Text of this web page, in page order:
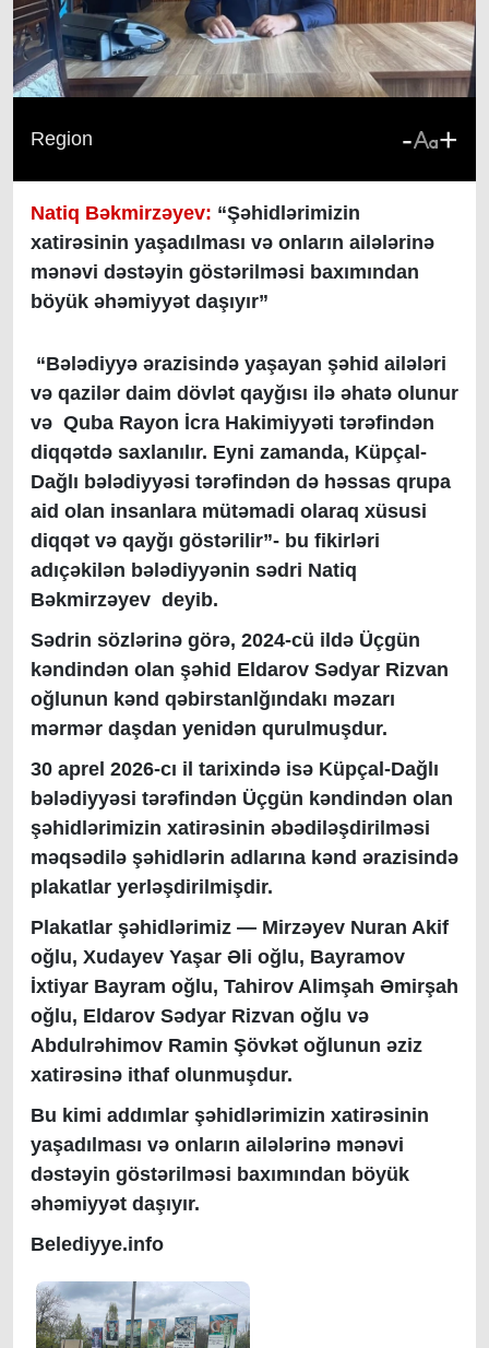
Region - +
Natiq Bəkmirzəyev: “Şəhidlərimizin
xatirəsinin yaşadılması və onların ailələrinə
mənəvi dəstəyin göstərilməsi baxımından
böyük əhəmiyyət daşıyır”
“Bələdiyyə ərazisində yaşayan şəhid ailələri
və qazilər daim dövlət qayğısı ilə əhatə olunur
və Quba Rayon İcra Hakimiyyəti tərəfindən
diqqətdə saxlanılır. Eyni zamanda, Küpçal-
Dağlı bələdiyyəsi tərəfindən də həssas qrupa
aid olan insanlara mütəmadi olaraq xüsusi
diqqət və qayğı göstərilir”- bu fikirləri
adıçəkilən bələdiyyənin sədri Natiq
Bəkmirzəyev deyib.
Sədrin sözlərinə görə, 2024-cü ildə Üçgün
kəndindən olan şəhid Eldarov Sədyar Rizvan
oğlunun kənd qəbirstanlğındakı məzarı
mərmər daşdan yenidən qurulmuşdur.
30 aprel 2026-cı il tarixində isə Küpçal-Dağlı
bələdiyyəsi tərəfindən Üçgün kəndindən olan
şəhidlərimizin xatirəsinin əbədiləşdirilməsi
məqsədilə şəhidlərin adlarına kənd ərazisində
plakatlar yerləşdirilmişdir.
Plakatlar şəhidlərimiz — Mirzəyev Nuran Akif
oğlu, Xudayev Yaşar Əli oğlu, Bayramov
İxtiyar Bayram oğlu, Tahirov Alimşah Əmirşah
oğlu, Eldarov Sədyar Rizvan oğlu və
Abdulrəhimov Ramin Şövkət oğlunun əziz
xatirəsinə ithaf olunmuşdur.
Bu kimi addımlar şəhidlərimizin xatirəsinin
yaşadılması və onların ailələrinə mənəvi
dəstəyin göstərilməsi baxımından böyük
əhəmiyyət daşıyır.
Belediyye.info